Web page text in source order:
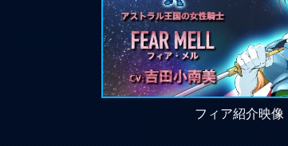
フィア紹介映像